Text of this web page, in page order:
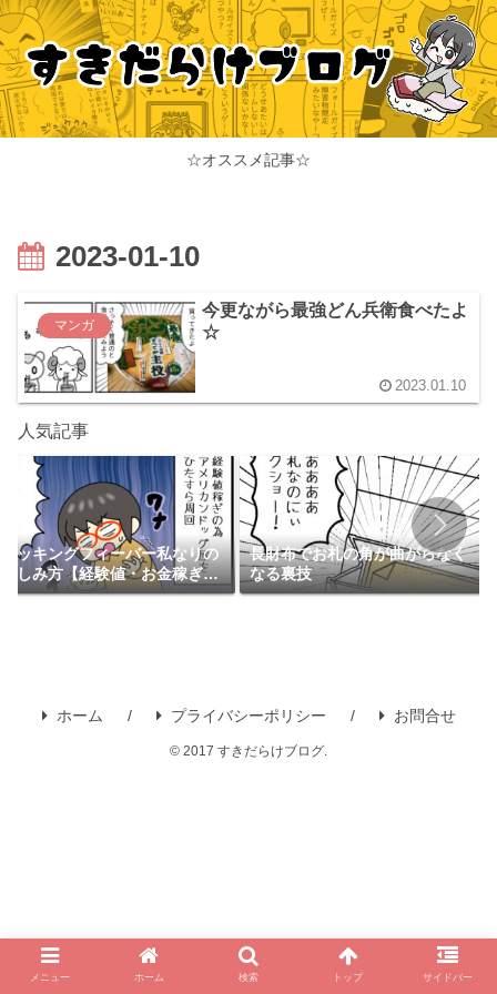
☆オススメ記事☆
2023-01-10
マンガ
今更ながら最強どん兵衛食べたよ
☆
2023.01.10
人気記事
クッキングフィーバー私なりの
楽しみ方【経験値・お金稼ぎ・
無課金】iPhone版
長財布でお札の角が曲がらなく
なる裏技
ホーム プライバシーポリシー お問合せ
© 2017 すきだらけブログ.
メニュー ホーム 検索 トップ サイドバー